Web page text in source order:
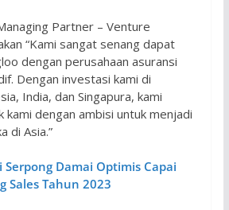
Partner – Venture
“Kami sangat senang dapat
dengan perusahaan asuransi
Dengan investasi kami di
India, dan Singapura, kami
kami dengan ambisi untuk menjadi
di Asia.”
Serpong Damai Optimis Capai
Sales Tahun 2023